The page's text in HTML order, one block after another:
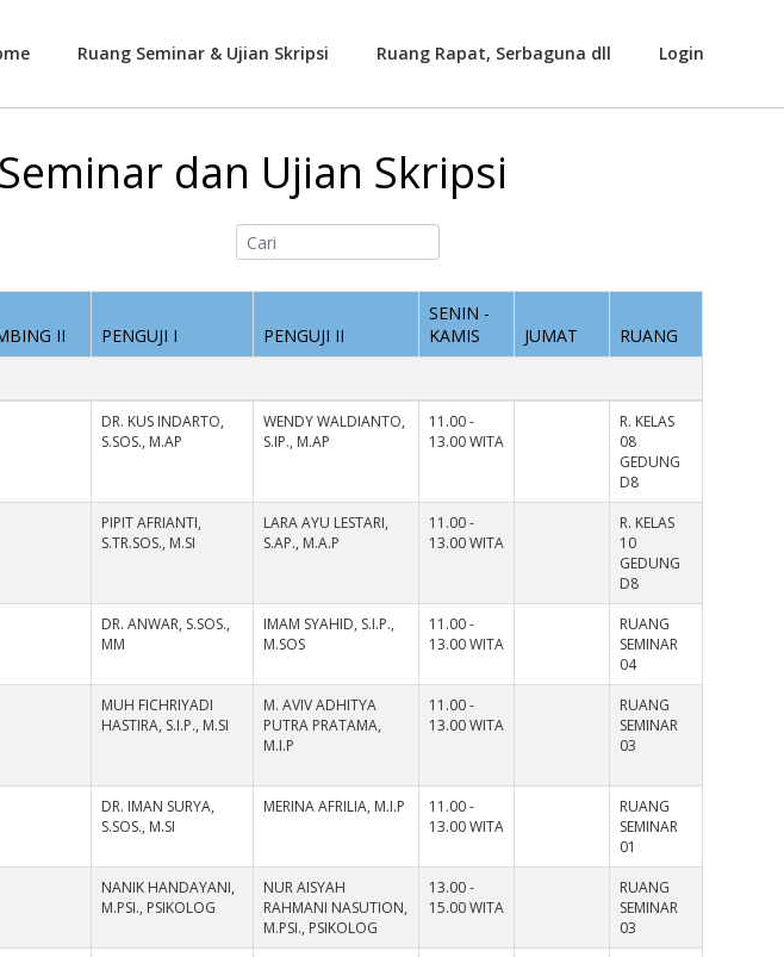
Ruang Seminar & Ujian Skripsi Ruang Rapat, Serbaguna dll Login
dan Ujian Skripsi
II PENGUJI I PENGUJI II
SENIN -
KAMIS
JUMAT
RUANG
DR. KUS INDARTO,
S.SOS., M.AP
WENDY WALDIANTO,
S.IP., M.AP
11.00 -
13.00 WITA
R. KELAS
08
GEDUNG
D8
PIPIT AFRIANTI,
S.TR.SOS., M.SI
LARA AYU LESTARI,
S.AP., M.A.P
11.00 -
13.00 WITA
R. KELAS
10
GEDUNG
D8
DR. ANWAR, S.SOS.,
MM
IMAM SYAHID, S.I.P.,
M.SOS
11.00 -
13.00 WITA
RUANG
SEMINAR
04
MUH FICHRIYADI
HASTIRA, S.I.P., M.SI
M. AVIV ADHITYA
PUTRA PRATAMA,
M.I.P
11.00 -
13.00 WITA
RUANG
SEMINAR
03
DR. IMAN SURYA,
S.SOS., M.SI
MERINA AFRILIA, M.I.P
11.00 -
13.00 WITA
RUANG
SEMINAR
01
NANIK HANDAYANI,
M.PSI., PSIKOLOG
NUR AISYAH
RAHMANI NASUTION,
M.PSI., PSIKOLOG
13.00 -
15.00 WITA
RUANG
SEMINAR
03